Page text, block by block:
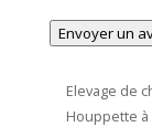
Envoyer un
Elevage de
Houppette